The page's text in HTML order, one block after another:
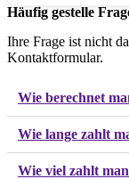
Häufig gestelle
Ihre Frage ist nicht
Kontaktformular.
Wie berechnet
Wie lange zahlt
Wie viel zahlt